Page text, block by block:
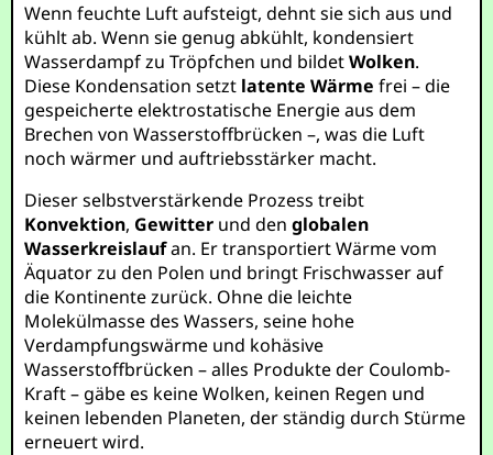
Wenn feuchte Luft aufsteigt, dehnt sie sich aus und
kühlt ab. Wenn sie genug abkühlt, kondensiert
Wasserdampf zu Tröpfchen und bildetWolken.
Diese Kondensation setzt latente Wärme frei – die
gespeicherte elektrostatische Energie aus dem
Brechen von Wasserstoffbrücken –, was die Luft
noch wärmer und auftriebsstärker macht.
Dieser selbstverstärkende Prozess treibt
Konvektion, Gewitter und denglobalen
Wasserkreislaufan. Er transportiert Wärme vom
Äquator zu den Polen und bringt Frischwasser auf
die Kontinente zurück. Ohne die leichte
Molekülmasse des Wassers, seine hohe
Verdampfungswärme und kohäsive
Wasserstoffbrücken – alles Produkte der Coulomb-
Kraft – gäbe es keine Wolken, keinen Regen und
keinen lebenden Planeten, der ständig durch Stürme
erneuert wird.